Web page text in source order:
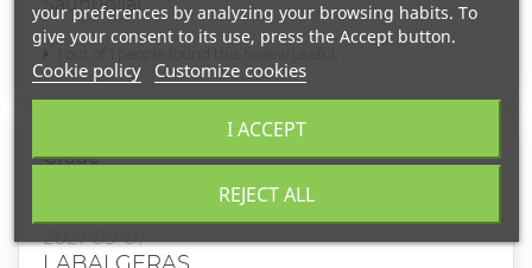
Grade
ALGIRDAS
2021-09-01
your preferences by analyzing your browsing habits. To
give your consent to its use, press the Accept button.
Cookie policy Customize cookies
REJECT ALL
I ACCEPT